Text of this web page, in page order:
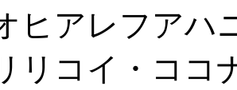
ヒアレフアハ
リコイ・ココ